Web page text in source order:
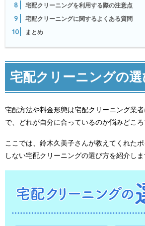
8 宅配クリーニングを利用する際の注意点
9 宅配クリーニングに関するよくある質問
10 まとめ
宅配クリーニングの
宅配方法や料金形態は宅配クリーニング業
で、どれが自分に合っているのか悩みどころ
ここでは、鈴木久美子さんが教えてくれた
しない宅配クリーニングの選び方を紹介しま